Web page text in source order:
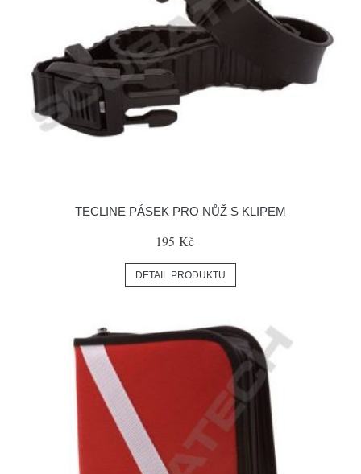
TECLINE PÁSEK PRO NŮŽ S KLIPEM
195 Kč
DETAIL PRODUKTU